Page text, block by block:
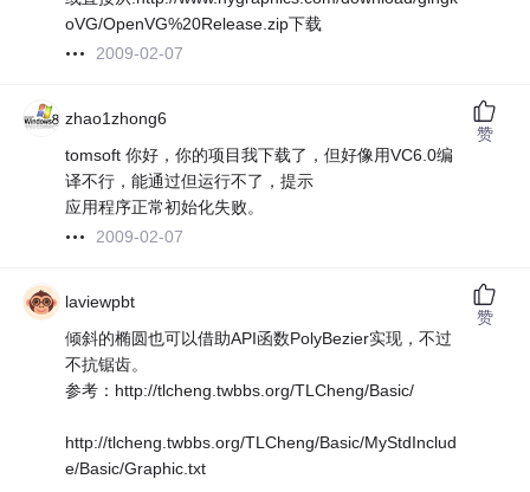
oVG/OpenVG%20Release.zip下载
2009-02-07
zhao1zhong6
tomsoft 你好，你的项目我下载了，但好像用VC6.0编
译不行，能通过但运行不了，提示
应用程序正常初始化失败。
2009-02-07
赞
laviewpbt
倾斜的椭圆也可以借助API函数PolyBezier实现，不过
不抗锯齿。
参考：http://tlcheng.twbbs.org/TLCheng/Basic/
http://tlcheng.twbbs.org/TLCheng/Basic/MyStdInclud
e/Basic/Graphic.txt
赞